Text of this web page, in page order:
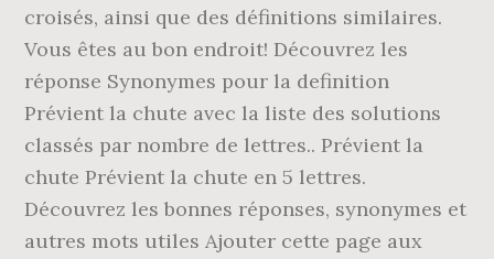
croisés, ainsi que des définitions similaires.
Vous êtes au bon endroit! Découvrez les
réponse Synonymes pour la definition
Prévient la chute avec la liste des solutions
classés par nombre de lettres.. Prévient la
chute Prévient la chute en 5 lettres.
Découvrez les bonnes réponses, synonymes et
autres mots utiles Ajouter cette page aux